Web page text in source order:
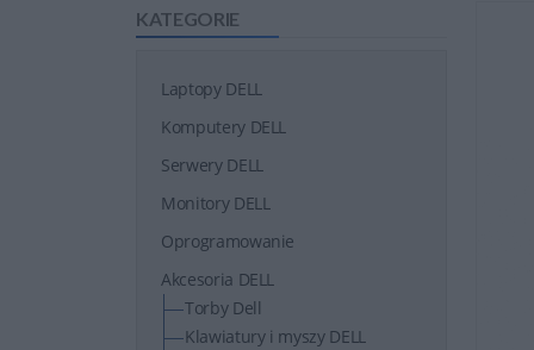
KATEGORIE
Laptopy DELL
Komputery DELL
Serwery DELL
Monitory DELL
Oprogramowanie
Akcesoria DELL
Torby Dell
Klawiatury i myszy DELL